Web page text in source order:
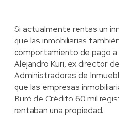
Si actualmente rentas un
que las inmobiliarias
comportamiento de pago a
Alejandro Kuri, ex director
Administradores de
que las empresas
Buró de Crédito 60 mil
rentaban una propiedad.